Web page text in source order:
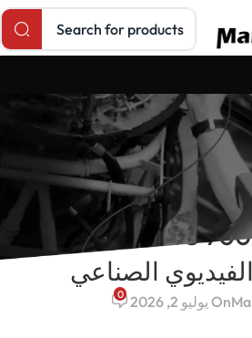
Search products
UNCATEGORIZED
مارمونيكس MVS 700: دليل شراء
الصناعي
On يوليو 2, 2026 0